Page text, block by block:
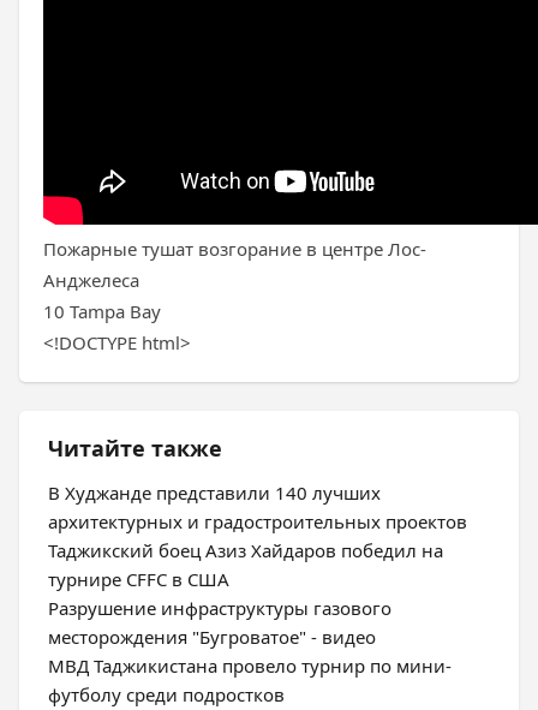
Пожарные тушат возгорание в центре Лос-
Анджелеса
10 Tampa Bay
<!DOCTYPE html>
Читайте также
В Худжанде представили 140 лучших
архитектурных и градостроительных проектов
Таджикский боец Азиз Хайдаров победил на
турнире CFFC в США
Разрушение инфраструктуры газового
месторождения "Бугроватое" - видео
МВД Таджикистана провело турнир по мини-
футболу среди подростков